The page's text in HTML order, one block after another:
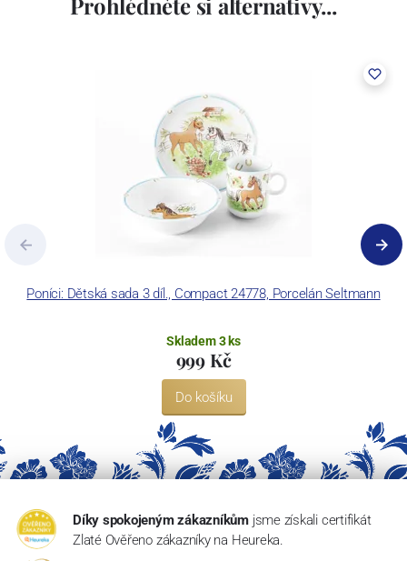
včetně ochranné známky a technologických zařízení. Závod je
Concordia Lesov používá ochrannou známku LC a Thun Hotel &
Poníci: Dětská sada 3 díl., Compact 24778, Porcelán Seltmann
Skladem 3 ks
999 Kč
Do košíku
Díky spokojeným zákazníkům jsme získali certifikát
Zlaté Ověřeno zákazníky na Heureka.